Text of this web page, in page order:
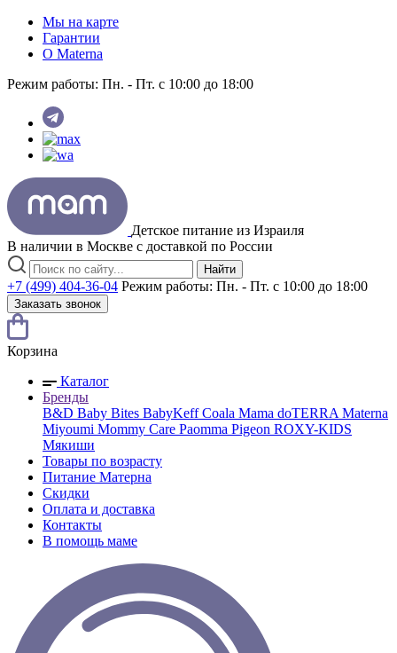
Мы на карте
Гарантии
O Materna
Режим работы: Пн. - Пт. с 10:00 до 18:00
Детское питание из Израиля
В наличии в Москве с доставкой по России
Найти
+7 (499) 404-36-04 Режим работы: Пн. - Пт. с 10:00 до 18:00
Заказать звонок
Корзина
Каталог
Бренды
B&D Baby Bites BabyKeffCoala Mama doTERRA Materna
Miyoumi Mommy Care Paomma Pigeon ROXY-KIDS
Мякиши
Товары по возрасту
Питание Матерна
Скидки
Оплата и доставка
Контакты
В помощь маме